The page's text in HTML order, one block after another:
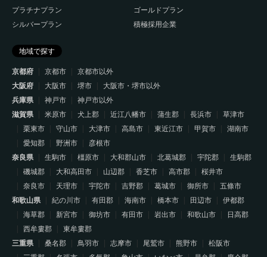
プラチナプラン
ゴールドプラン
シルバープラン
積極採用企業
地域で探す
京都府
京都市
京都市以外
大阪府
大阪市 堺市
大阪市・堺市以外
兵庫県
神戸市
神戸市以外
滋賀県
米原市 犬上郡 近江八幡市 蒲生郡 長浜市
草津市
栗東市
守山市 大津市 高島市 東近江市 甲賀市
湖南市
愛知郡
野洲市
彦根市
奈良県
生駒市 橿原市 大和郡山市 北葛城郡 宇陀郡
生駒郡
磯城郡
大和高田市 山辺郡 香芝市 高市郡
桜井市
奈良市
天理市 宇陀市 吉野郡 葛城市 御所市
五條市
和歌山県
紀の川市 有田郡 海南市 橋本市 田辺市
伊都郡
海草郡
新宮市 御坊市 有田市 岩出市 和歌山市
日高郡
西牟婁郡
東牟婁郡
三重県
桑名郡 鳥羽市 志摩市 尾鷲市 熊野市
松阪市